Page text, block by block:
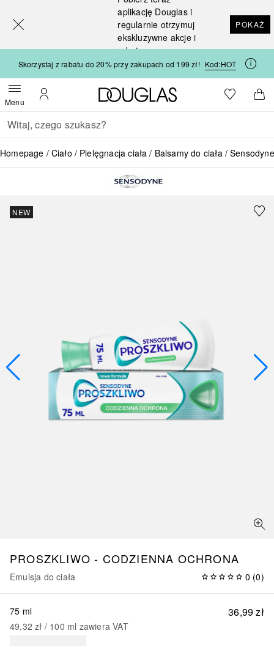
aplikację Douglas i
regularnie otrzymuj
ekskluzywne akcje i
rabaty
POKAŻ
Skorzystaj z rabatu do 20% przy zakupach od 199 zł! Kod:HOT
MenuOtwórz menuMoje konto
Strona główna Douglas
Do listyDo
Wracać
Wykonaj wyszukiwanie
Homepage Ciało Pielęgnacja ciała Balsamy do ciała
NEW
PROSZKLIWO - CODZIENNA OCHRONA
Emulsja do ciała 0 (0)
36,99 zł
75 ml
49,32 zł / 100 ml zawiera VAT
[navigation.slideout.screenreader]